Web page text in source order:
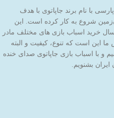
با نام برند جاپاتوی با هدف
شروع به کار کرده است. این
اسباب بازی آنلاین نتیجه 15 سال خرید اسباب بازی های مختلف مادر
این است که تنوع، کیفیت و البته
و با اسباب بازی جاپاتوی صدای خنده
بشنویم.